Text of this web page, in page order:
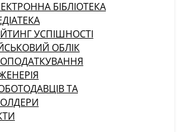
БІБЛІОТЕКА
УСПІШНОСТІ
ОБЛІК
ОПОДАТКУВАННЯ
ТА